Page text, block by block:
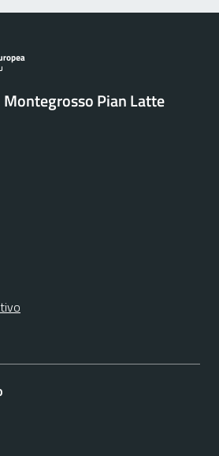
Montegrosso Pian Latte